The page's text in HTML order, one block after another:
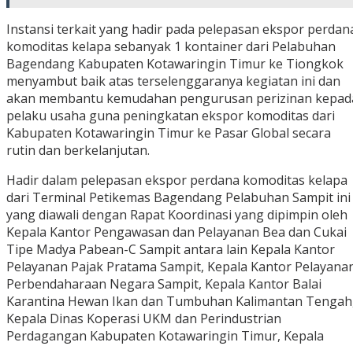
Instansi terkait yang hadir pada pelepasan ekspor
komoditas kelapa sebanyak 1 kontainer dari Pelabuhan
Bagendang Kabupaten Kotawaringin Timur ke Tiongkok
menyambut baik atas terselenggaranya kegiatan ini dan
akan membantu kemudahan pengurusan perizinan
pelaku usaha guna peningkatan ekspor komoditas dari
Kabupaten Kotawaringin Timur ke Pasar Global secara
rutin dan berkelanjutan.
Hadir dalam pelepasan ekspor perdana komoditas kelapa
dari Terminal Petikemas Bagendang Pelabuhan Sampit ini
yang diawali dengan Rapat Koordinasi yang dipimpin oleh
Kepala Kantor Pengawasan dan Pelayanan Bea dan Cukai
Tipe Madya Pabean-C Sampit antara lain Kepala Kantor
Pelayanan Pajak Pratama Sampit, Kepala Kantor
Perbendaharaan Negara Sampit, Kepala Kantor Balai
Karantina Hewan Ikan dan Tumbuhan Kalimantan
Kepala Dinas Koperasi UKM dan Perindustrian
Perdagangan Kabupaten Kotawaringin Timur, Kepala